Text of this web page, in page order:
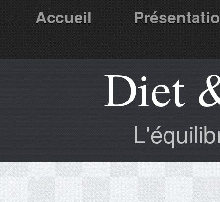
Accueil
Partenaires Diet